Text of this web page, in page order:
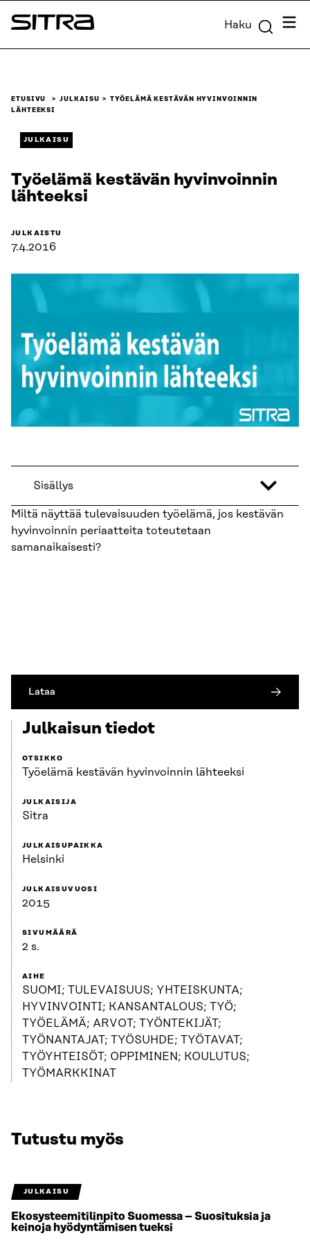
Siirry
suoraan
Sitra Haku
ETUSIVU JULKAISU
TYÖELÄMÄ KESTÄVÄN HYVINVOINNIN
LÄHTEEKSI
JULKAISU
Työelämä kestävän hyvinvoinnin
lähteeksi
JULKAISTU
7.4.2016
Sisällys
Miltä näyttää tulevaisuuden työelämä, jos kestävän
hyvinvoinnin periaatteita toteutetaan
samanaikaisesti?
Lataa
Julkaisun tiedot
OTSIKKO
Työelämä kestävän hyvinvoinnin lähteeksi
JULKAISIJA
Sitra
JULKAISUPAIKKA
Helsinki
JULKAISUVUOSI
2015
SIVUMÄÄRÄ
2 s.
AIHE
SUOMI; TULEVAISUUS; YHTEISKUNTA;
HYVINVOINTI; KANSANTALOUS; TYÖ;
TYÖELÄMÄ; ARVOT; TYÖNTEKIJÄT;
TYÖNANTAJAT; TYÖSUHDE; TYÖTAVAT;
TYÖYHTEISÖT; OPPIMINEN; KOULUTUS;
TYÖMARKKINAT
Tutustu myös
JULKAISU
Ekosysteemitilinpito Suomessa – Suosituksia ja
keinoja hyödyntämisen tueksi